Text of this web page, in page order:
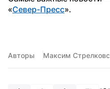
«Север-Пресс».
Авторы Максим